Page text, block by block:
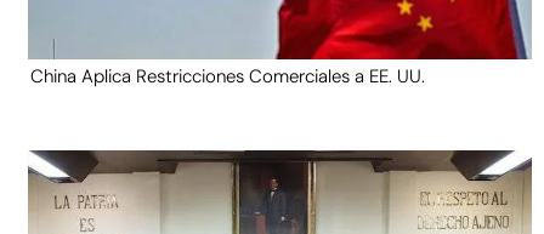
China Aplica Restricciones Comerciales a EE. UU.